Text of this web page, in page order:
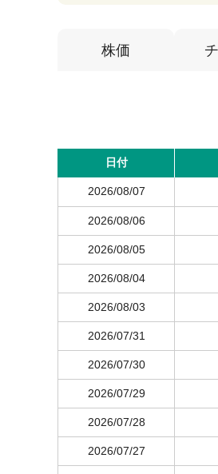
株価
日付
2026/08/07
2026/08/06
2026/08/05
2026/08/04
2026/08/03
2026/07/31
2026/07/30
2026/07/29
2026/07/28
2026/07/27